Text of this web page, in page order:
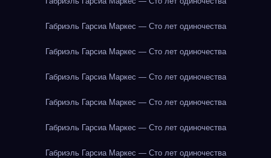
Габриэль Гарсиа Маркес — Сто лет одиночества
Габриэль Гарсиа Маркес — Сто лет одиночества
Габриэль Гарсиа Маркес — Сто лет одиночества
Габриэль Гарсиа Маркес — Сто лет одиночества
Габриэль Гарсиа Маркес — Сто лет одиночества
Габриэль Гарсиа Маркес — Сто лет одиночества